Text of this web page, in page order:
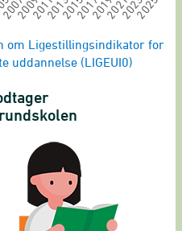
2007200920112013201520172019202120232025
om Ligestillingsindikator for
uddannelse (LIGEUI0)